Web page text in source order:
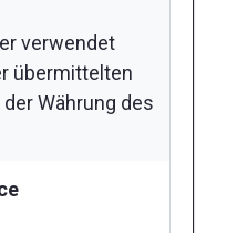
verwendet
übermittelten
Währung des